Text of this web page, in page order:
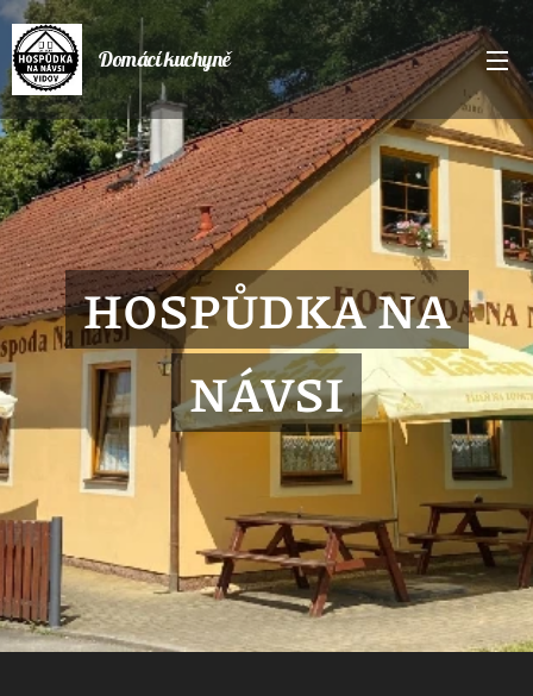
Domácí kuchyně
HOSPŮDKA NA
NÁVSI